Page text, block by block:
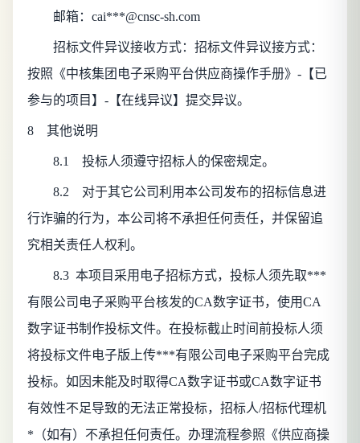
邮箱： cai***@cnsc-sh.com
招标文件异议接收方式：招标文件异议接方式：
按照《中核集团电子采购平台供应商操作手册》-【已
参与的项目】-【在线异议】提交异议。
8 其他说明
8.1 投标人须遵守招标人的保密规定。
8.2 对于其它公司利用本公司发布的招标信息进
行诈骗的行为，本公司将不承担任何责任，并保留追
究相关责任人权利。
8.3 本项目采用电子招标方式，投标人须先取***
有限公司电子采购平台核发的CA数字证书，使用CA
数字证书制作投标文件。在投标截止时间前投标人须
将投标文件电子版上传***有限公司电子采购平台完成
投标。如因未能及时取得CA数字证书或CA数字证书
有效性不足导致的无法正常投标，招标人/招标代理机
*（如有）不承担任何责任。办理流程参照《供应商操